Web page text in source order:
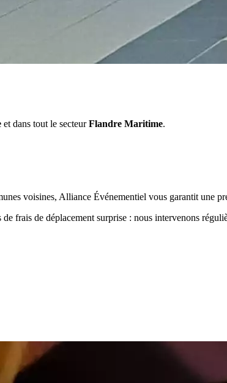
et dans tout le secteurFlandre Maritime.
voisines, Alliance Événementiel vous garantit une
de frais de déplacement surprise : nous intervenons